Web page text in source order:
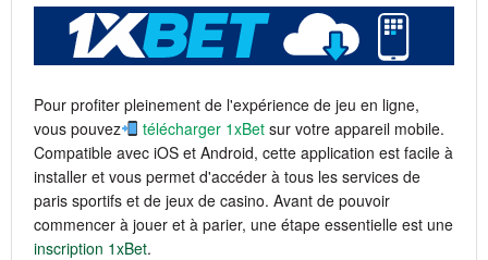
Pour profiter pleinement de l'expérience de jeu en ligne,
vous pouvez
télécharger 1xBet sur votre appareil mobile.
Compatible avec iOS et Android, cette application est facile à
installer et vous permet d'accéder à tous les services de
paris sportifs et de jeux de casino. Avant de pouvoir
commencer à jouer et à parier, une étape essentielle est une
inscription 1xBet.